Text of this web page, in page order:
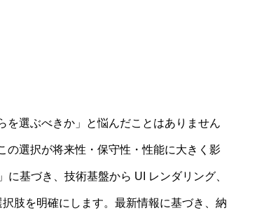
を選ぶべきか」と悩んだことはありません
の選択が将来性・保守性・性能に大きく影
基づき、技術基盤から UI レンダリング、
肢を明確にします。最新情報に基づき、納